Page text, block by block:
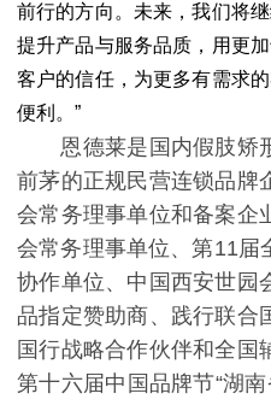
前行的方向。未来，我们将
提升产品与服务品质，用更
客户的信任，为更多有需求
便利。”
恩德莱是国内假肢矫
前茅的正规民营连锁品牌
会常务理事单位和备案企
会常务理事单位、第11届
协作单位、中国西安世园
品指定赞助商、践行联合
国行战略合作伙伴和全国
第十六届中国品牌节“湖